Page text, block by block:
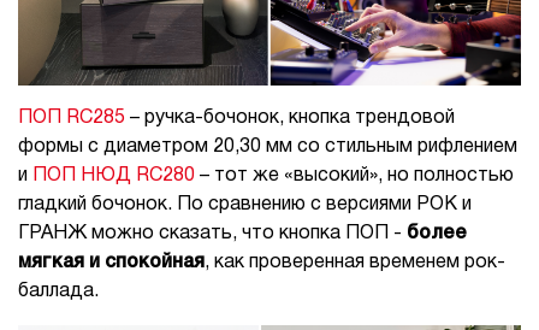
ПОП RC285 – ручка-бочонок, кнопка трендовой
формы с диаметром 20,30 мм со стильным рифлением
и
ПОП НЮД RC280 – тот же «высокий», но полностью
гладкий бочонок. По сравнению с версиями РОК и
ГРАНЖ можно сказать, что кнопка ПОП - более
мягкая и спокойная, как проверенная временем рок-
баллада.